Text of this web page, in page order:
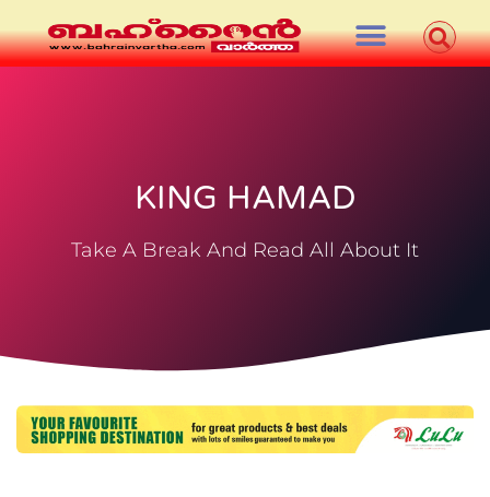
KING HAMAD
Take A Break And Read All About It